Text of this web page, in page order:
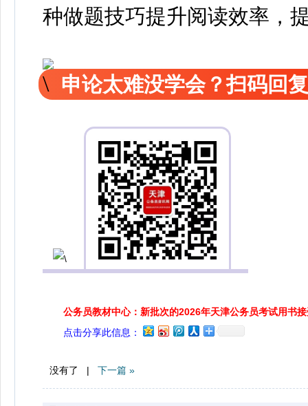
种做题技巧提升阅读效率，
申论太难没学会？扫码回
公务员教材中心：新批次的2026年天津公务员考试用书
点击分享此信息：
没有了 | 下一篇 »